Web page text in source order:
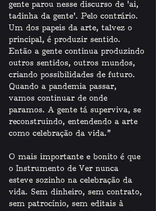
gente parou nesse discurso de ‘ai,
tadinha da gente’. Pelo contrário.
Um dos papeis da arte, talvez o
principal, é produzir sentido.
Então a gente continua produzindo
outros sentidos, outros mundos,
criando possibilidades de futuro.
Quando a pandemia passar,
vamos continuar de onde
paramos. A gente tá superviva, se
reconstruindo, entendendo a arte
como celebração da vida.”
O mais importante e bonito é que
o Instrumento de Ver nunca
esteve sozinho na celebração da
vida. Sem dinheiro, sem contrato,
sem patrocínio, sem editais à